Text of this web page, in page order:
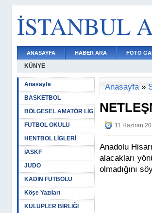
İSTANBUL
ANASAYFA HABER ARA FOTO
KÜNYE
Anasayfa
BASKETBOL
BÖLGESEL AMATÖR LİG
FUTBOL OKULU
HENTBOL LİGLERİ
İASKF
JUDO
KADIN FUTBOLU
Köşe Yazıları
KULÜPLER BİRLİĞİ
Anasayfa»
11 Haziran
Anadolu
alacakları
olmadığını